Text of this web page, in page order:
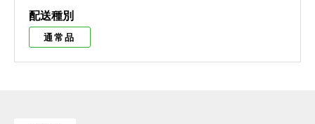
配送種別
通常品